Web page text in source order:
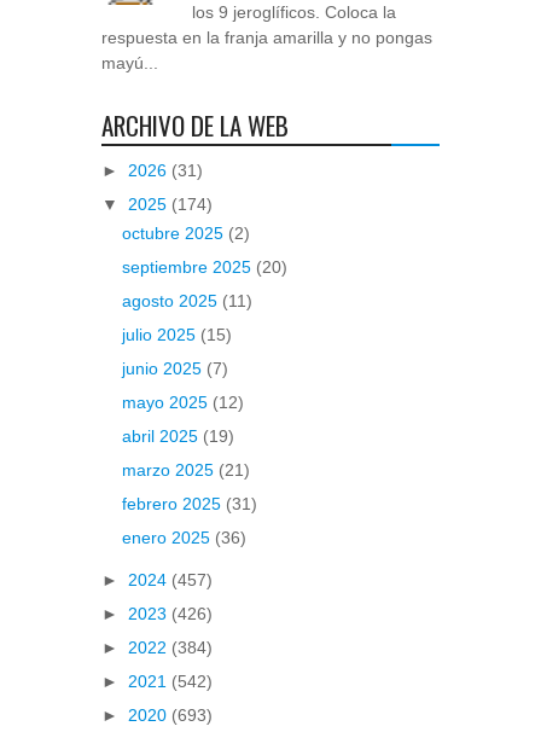
los 9 jeroglíficos. Coloca la
respuesta en la franja amarilla y no pongas
mayú...
ARCHIVO DE LA WEB
► 2026 (31)
▼ 2025 (174)
octubre 2025 (2)
septiembre 2025 (20)
agosto 2025 (11)
julio 2025 (15)
junio 2025 (7)
mayo 2025 (12)
abril 2025 (19)
marzo 2025 (21)
febrero 2025 (31)
enero 2025 (36)
► 2024 (457)
► 2023 (426)
► 2022 (384)
► 2021 (542)
► 2020 (693)